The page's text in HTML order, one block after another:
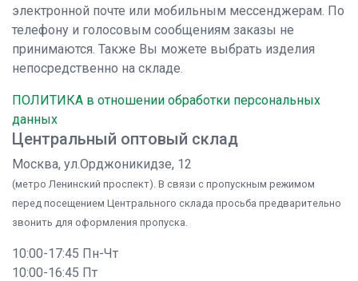
электронной почте или мобильным мессенджерам. По
телефону и голосовым сообщениям заказы не
принимаются. Также Вы можете выбрать изделия
непосредственно на складе.
ПОЛИТИКА в отношении обработки персональных
данных
Центральный оптовый склад
Москва, ул.Орджоникидзе, 12
(метро Ленинский проспект). В связи с пропускным режимом
перед посещением Центрального склада просьба предварительно
звонить для оформления пропуска.
10:00-17:45 Пн-Чт
10:00-16:45 Пт